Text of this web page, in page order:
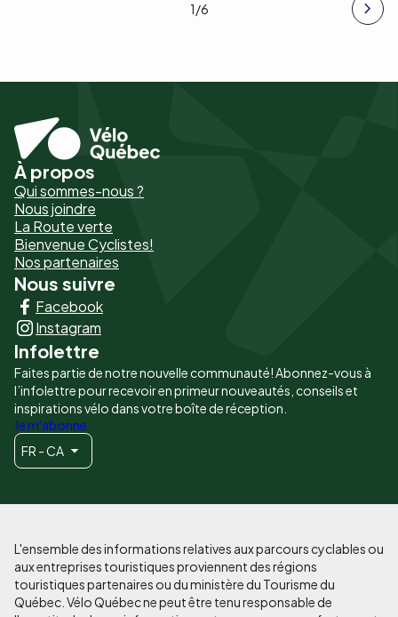
1/6
Pied
de
page
-
Liens
principaux
À propos
Qui sommes-nous ?
Nous joindre
La Route verte
Bienvenue Cyclistes!
Nos partenaires
Nous suivre
Facebook
Instagram
Infolettre
Faites partie de notre nouvelle communauté! Abonnez-vous à
l’infolettre pour recevoir en primeur nouveautés, conseils et
inspirations vélo dans votre boîte de réception.
Je m'abonne
FR - CA
L'ensemble des informations relatives aux parcours cyclables ou
aux entreprises touristiques proviennent des régions
touristiques partenaires ou du ministère du Tourisme du
Québec. Vélo Québec ne peut être tenu responsable de